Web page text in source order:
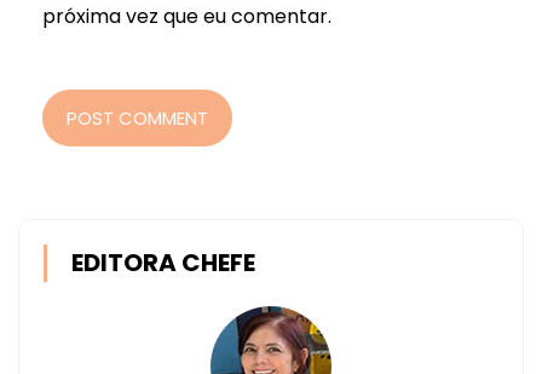
próxima vez que eu comentar.
POST COMMENT
EDITORA CHEFE